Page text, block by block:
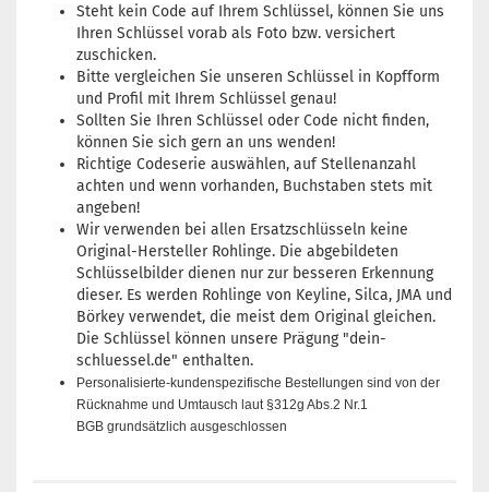
Steht kein Code auf Ihrem Schlüssel, können Sie uns
Ihren Schlüssel vorab als Foto bzw. versichert
zuschicken.
Bitte vergleichen Sie unseren Schlüssel in Kopfform
und Profil mit Ihrem Schlüssel genau!
Sollten Sie Ihren Schlüssel oder Code nicht finden,
können Sie sich gern an uns wenden!
Richtige Codeserie auswählen, auf Stellenanzahl
achten und wenn vorhanden, Buchstaben stets mit
angeben!
Wir verwenden bei allen Ersatzschlüsseln keine
Original-Hersteller Rohlinge. Die abgebildeten
Schlüsselbilder dienen nur zur besseren Erkennung
dieser. Es werden Rohlinge von Keyline, Silca, JMA und
Börkey verwendet, die meist dem Original gleichen.
Die Schlüssel können unsere Prägung "dein-
schluessel.de" enthalten.
Personalisierte-kundenspezifische Bestellungen sind von der
Rücknahme und Umtausch laut §312g Abs.2 Nr.1
BGB grundsätzlich ausgeschlossen